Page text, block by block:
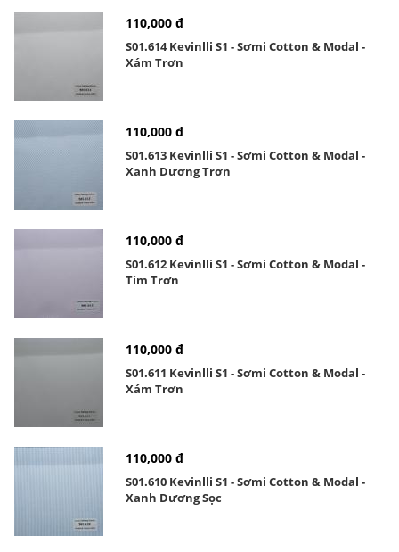
110,000 đ
S01.614 Kevinlli S1 - Sơmi Cotton & Modal -
Xám Trơn
110,000 đ
S01.613 Kevinlli S1 - Sơmi Cotton & Modal -
Xanh Dương Trơn
110,000 đ
S01.612 Kevinlli S1 - Sơmi Cotton & Modal -
Tím Trơn
110,000 đ
S01.611 Kevinlli S1 - Sơmi Cotton & Modal -
Xám Trơn
110,000 đ
S01.610 Kevinlli S1 - Sơmi Cotton & Modal -
Xanh Dương Sọc